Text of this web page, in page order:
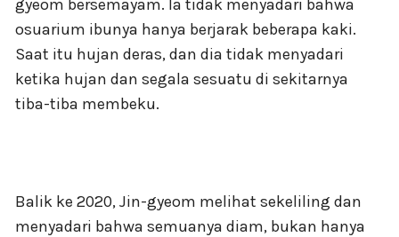
gyeom bersemayam. Ia tidak menyadari bahwa
osuarium ibunya hanya berjarak beberapa kaki.
Saat itu hujan deras, dan dia tidak menyadari
ketika hujan dan segala sesuatu di sekitarnya
tiba-tiba membeku.
Balik ke 2020, Jin-gyeom melihat sekeliling dan
menyadari bahwa semuanya diam, bukan hanya